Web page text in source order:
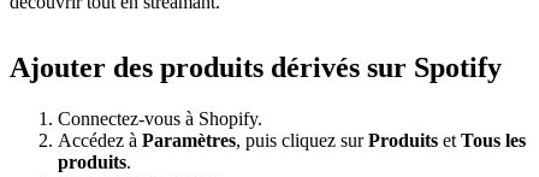
Ajouter des produits dérivés sur Spotify
Connectez-vous à Shopify.
Accédez à Paramètres, puis cliquez surProduits et Tous les
produits.